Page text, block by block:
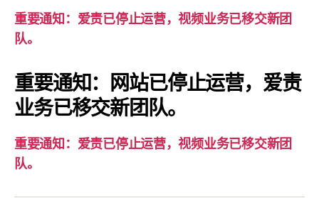
视
重要通知：爱责已停止运营，视频业务已移交新团
队。
重要通知：网站已停止运营，爱责
业务已移交新团队。
重要通知：爱责已停止运营，视频业务已移交新团
队。